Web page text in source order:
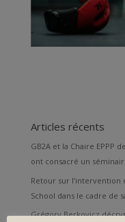
Articles récents
GB2A et la Chaire EPPP
ont consacré un
Retour sur l’intervention
School dans le cadre de
Grégory Berkovicz